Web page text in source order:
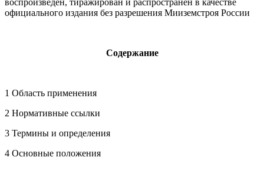
официального издания без разрешения Мииземстроя России
Содержание
1 Область применения
2 Нормативные ссылки
3 Термины и определения
4 Основные положения